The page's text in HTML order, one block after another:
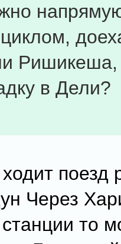
Ришикеша,
в Дели?
поезд
Через
то